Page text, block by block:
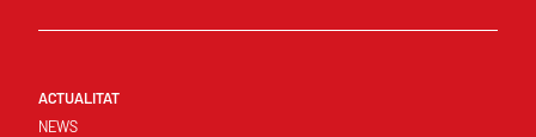
ACTUALITAT
NEWS